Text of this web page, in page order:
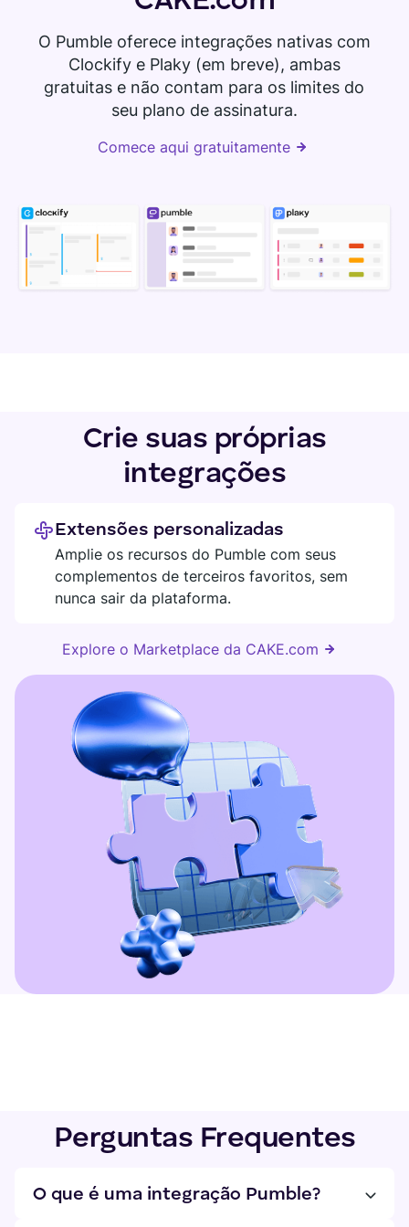
O Pumble oferece integrações nativas com
Clockify e Plaky (em breve), ambas
gratuitas e não contam para os limites do
seu plano de assinatura.
Comece aqui gratuitamente
Crie suas próprias
integrações
Extensões personalizadas
Amplie os recursos do Pumble com seus
complementos de terceiros favoritos, sem
nunca sair da plataforma.
Explore o Marketplace da CAKE.com
Perguntas Frequentes
O que é uma integração Pumble?